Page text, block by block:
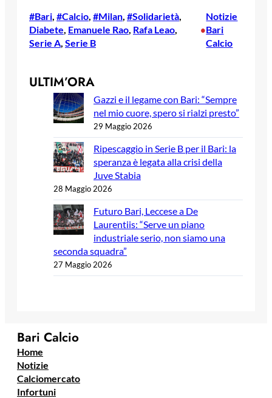
#Bari, #Calcio, #Milan, #Solidarietà
Diabete, Emanuele Rao, Rafa Leao
Serie A, Serie B
•
Notizie
Bari
Calcio
ULTIM’ORA
Gazzi e il legame con Bari: “Sempre
nel mio cuore, spero si rialzi presto”
29 Maggio 2026
Ripescaggio in Serie B per il Bari: la
speranza è legata alla crisi della
Juve Stabia
28 Maggio 2026
Futuro Bari, Leccese a De
Laurentiis: “Serve un piano
industriale serio, non siamo una
seconda squadra”
27 Maggio 2026
Bari Calcio
Home
Notizie
Calciomercato
Infortuni